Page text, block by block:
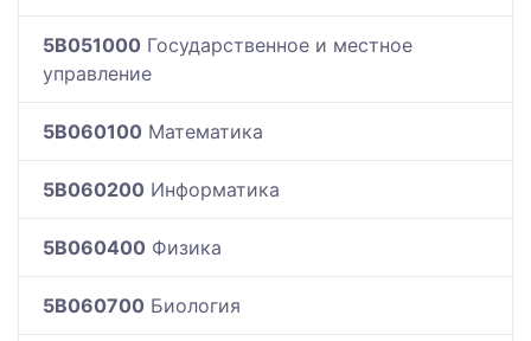
5B051000 Государственное и местное
управление
5B060100 Математика
5B060200 Информатика
5B060400 Физика
5B060700 Биология